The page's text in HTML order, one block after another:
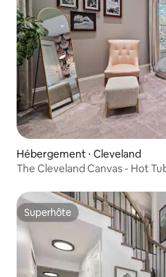
Hébergement ⋅ Cleveland
The Cleveland Canvas - Hot
Superhôte
Superhôte